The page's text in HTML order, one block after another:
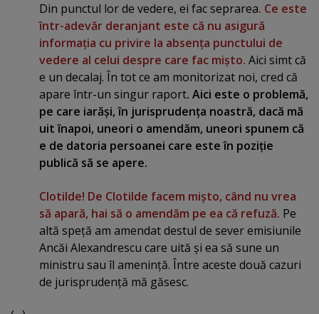
Din punctul lor de vedere, ei fac seprarea. Ce este
într-adevăr deranjant este că nu asigură
informaţia cu privire la absenţa punctului de
vedere al celui despre care fac mişto. Aici simt că
e un decalaj. În tot ce am monitorizat noi, cred că
apare într-un singur raport. Aici este o problemă,
pe care iarăşi, în jurisprudenţa noastră, dacă mă
uit înapoi, uneori o amendăm, uneori spunem că
e de datoria persoanei care este în poziţie
publică să se apere.
Clotilde! De Clotilde facem mişto, când nu vrea
să apară, hai să o amendăm pe ea că refuză. Pe
altă speţă am amendat destul de sever emisiunile
Ancăi Alexandrescu care uită şi ea să sune un
ministru sau îl ameninţă. Între aceste două cazuri
de jurisprudenţă mă găsesc.